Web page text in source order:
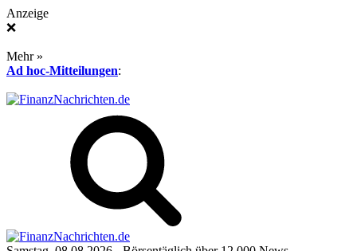
Anzeige
❌
Mehr »
Ad hoc-Mitteilungen: